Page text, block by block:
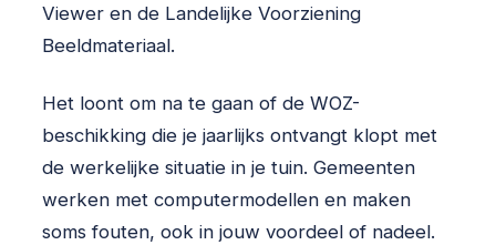
Viewer en de Landelijke Voorziening
Beeldmateriaal.
Het loont om na te gaan of de WOZ-
beschikking die je jaarlijks ontvangt klopt met
de werkelijke situatie in je tuin. Gemeenten
werken met computermodellen en maken
soms fouten, ook in jouw voordeel of nadeel.